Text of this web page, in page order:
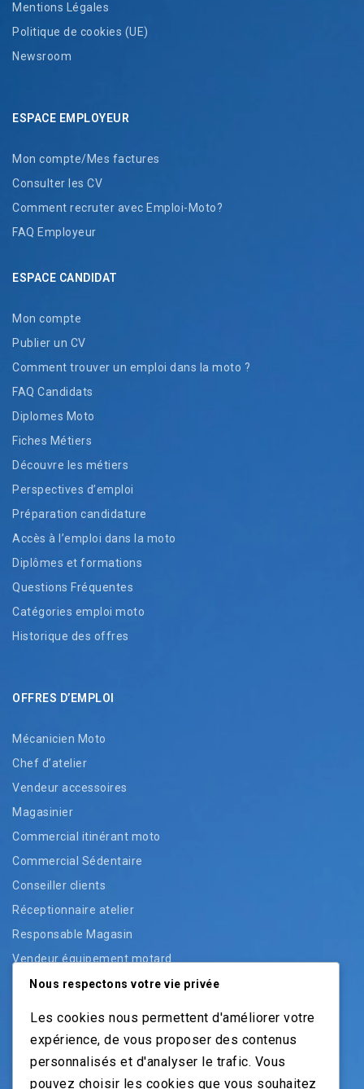
Mentions Légales
Politique de cookies (UE)
Newsroom
ESPACE EMPLOYEUR
Mon compte/Mes factures
Consulter les CV
Comment recruter avec Emploi-Moto?
FAQ Employeur
ESPACE CANDIDAT
Mon compte
Publier un CV
Comment trouver un emploi dans la moto ?
FAQ Candidats
Diplomes Moto
Fiches Métiers
Découvre les métiers
Perspectives d’emploi
Préparation candidature
Accès à l’emploi dans la moto
Diplômes et formations
Questions Fréquentes
Catégories emploi moto
Historique des offres
OFFRES D’EMPLOI
Mécanicien Moto
Chef d’atelier
Vendeur accessoires
Magasinier
Commercial itinérant moto
Commercial Sédentaire
Conseiller clients
Réceptionnaire atelier
Responsable Magasin
Vendeur équipement motard
Vendeur pièces
Vendeur véhicules occasion
Nous respectons votre vie privée
Les cookies nous permettent d'améliorer votre
expérience, de vous proposer des contenus
personnalisés et d'analyser le trafic. Vous
pouvez choisir les cookies que vous souhaitez